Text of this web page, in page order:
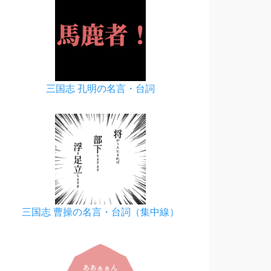
三国志 孔明の名言・台詞
三国志 曹操の名言・台詞（集中線）